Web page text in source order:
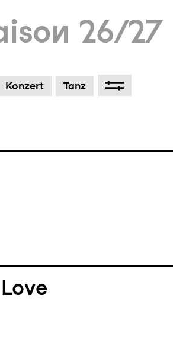
Footer springen
26/27
Konzert Tanz